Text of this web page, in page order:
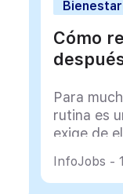
Cómo
Para
rutina es
exige de
InfoJobs -